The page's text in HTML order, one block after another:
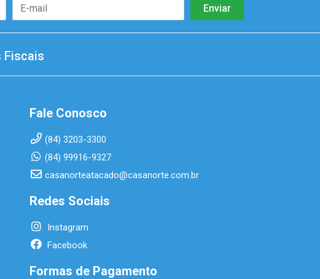
Fiscais
Fale Conosco
(84) 3203-3300
(84) 99916-9327
casanorteatacado@casanorte.com.br
Redes Sociais
Instagram
Facebook
Formas de Pagamento